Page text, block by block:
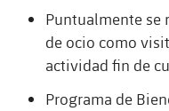
Puntualmente se
de ocio como
actividad fin de
Programa de